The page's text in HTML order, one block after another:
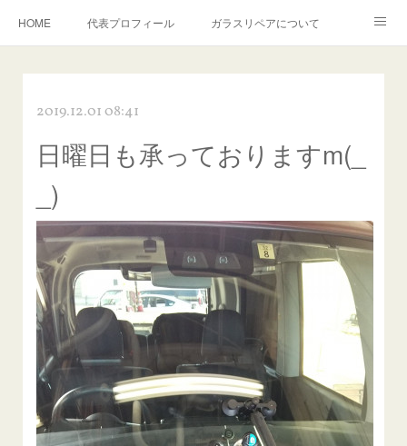
HOME 代表プロフィール ガラスリペアについて
飛び石施工料金について
当店へのアクセス 建築ガラスキズ取り・研磨・磨き
【プロ使用】フッ素系ガラストリートメント『アクアペル』
欧州車モールの白サビやシミを落とす！
instagram記事 ガラスリペア施工価格
飛び石ひび割れでヒビ先が伸びた場合は？
2019.12.01 08:41
日曜日も承っておりますm(_
_)